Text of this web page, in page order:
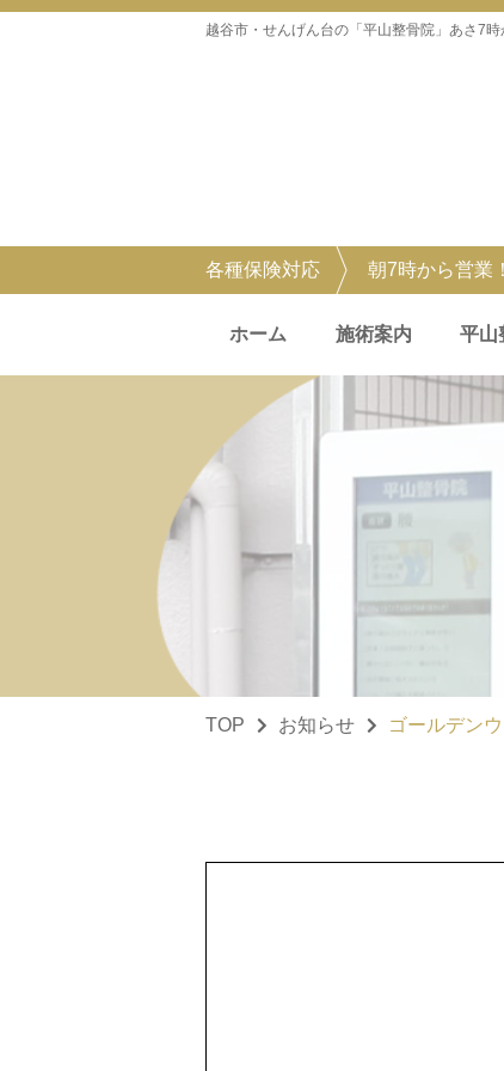
越谷市・せんげん台の「平山整骨院」あさ7
各種保険対応 朝7時から営業
ホーム 施術案内 平山
TOP お知らせ ゴールデン